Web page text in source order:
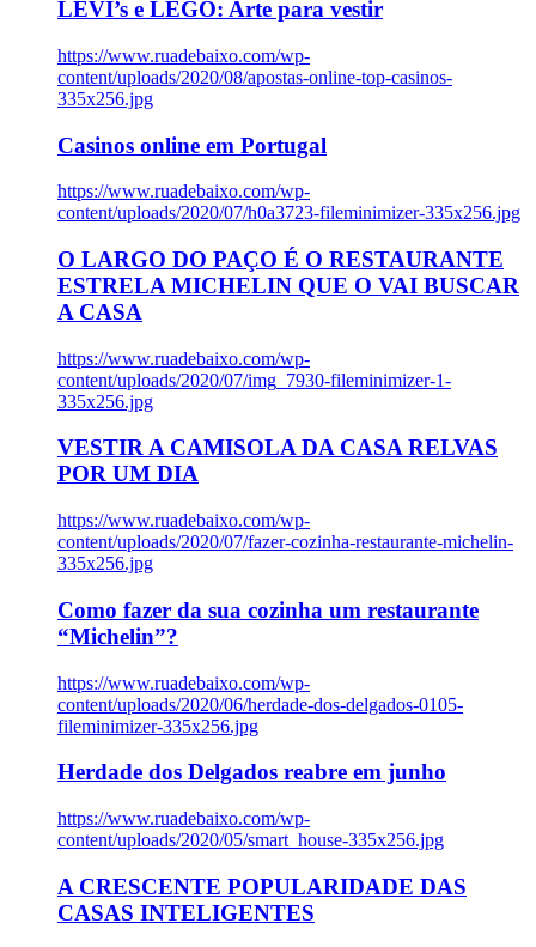
LEVI’s e LEGO: Arte para vestir
https://www.ruadebaixo.com/wp-
content/uploads/2020/08/apostas-online-top-casinos-
335x256.jpg
Casinos online em Portugal
https://www.ruadebaixo.com/wp-
content/uploads/2020/07/h0a3723-fileminimizer-335x256.jpg
O LARGO DO PAÇO É O RESTAURANTE
ESTRELA MICHELIN QUE O VAI BUSCAR
A CASA
https://www.ruadebaixo.com/wp-
content/uploads/2020/07/img_7930-fileminimizer-1-
335x256.jpg
VESTIR A CAMISOLA DA CASA RELVAS
POR UM DIA
https://www.ruadebaixo.com/wp-
content/uploads/2020/07/fazer-cozinha-restaurante-michelin-
335x256.jpg
Como fazer da sua cozinha um restaurante
“Michelin”?
https://www.ruadebaixo.com/wp-
content/uploads/2020/06/herdade-dos-delgados-0105-
fileminimizer-335x256.jpg
Herdade dos Delgados reabre em junho
https://www.ruadebaixo.com/wp-
content/uploads/2020/05/smart_house-335x256.jpg
A CRESCENTE POPULARIDADE DAS
CASAS INTELIGENTES